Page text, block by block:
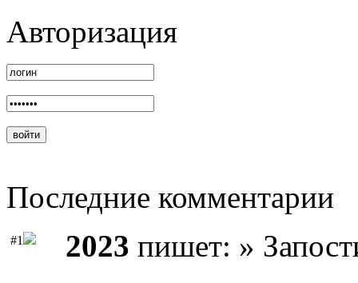
Авторизация
Последние комментарии
#1 2023 пишет: »